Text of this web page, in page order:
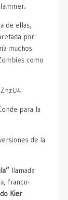
.
de ellas,
por
muchos
como
para la
de la
llamada
franco-
Kier